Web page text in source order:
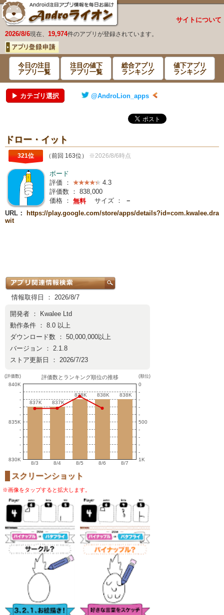
サイトについて
2026/8/6現在、 19,974件のアプリが登録されています。
今日の注目
アプリ一覧
注目の値下
アプリ一覧
総合アプリ
ランキング
値下アプリ
ランキング
▶ カテゴリ選択 @AndroLion_apps
ドロー・イット
321位 （前回 163位） ※2026/8/6時点
ボード
評価 ：
4.3
評価数 ： 838,000
価格 ： 無料 サイズ ：
－
URL：
https://play.google.com/store/apps/details?id=com.kwalee.dra
wit
情報取得日 ： 2026/8/7
開発者 ：
Kwalee Ltd
動作条件 ： 8.0 以上
ダウンロード数 ： 50,000,000以上
バージョン ： 2.1.8
ストア更新日 ： 2026/7/23
(評価数)
840K
-
-
-
-
835K
-
-
-
-
830K
評価数とランキング順位の推移
837K
837K 837K
837K
838K
838K 838K
838K 838K
838K
8/3 8/4 8/5 8/6 8/7
(順位)
0
-
-
-
-
500
-
-
-
-
1K
スクリーンショット
※画像をタップすると拡大します。